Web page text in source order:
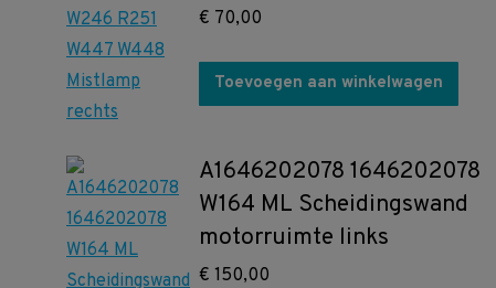
€ 70,00
Toevoegen aan winkelwagen
A1646202078 1646202078
W164 ML Scheidingswand
motorruimte links
€ 150,00